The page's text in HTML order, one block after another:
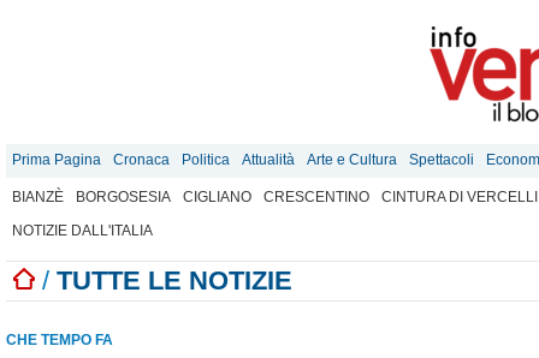
Prima Pagina Cronaca Politica Attualità Arte e Cultura Spettacoli
BIANZÈ BORGOSESIA CIGLIANO CRESCENTINO
CINTURA DI VERCELLI
NOTIZIE DALL'ITALIA
/ TUTTE LE NOTIZIE
CHE TEMPO FA